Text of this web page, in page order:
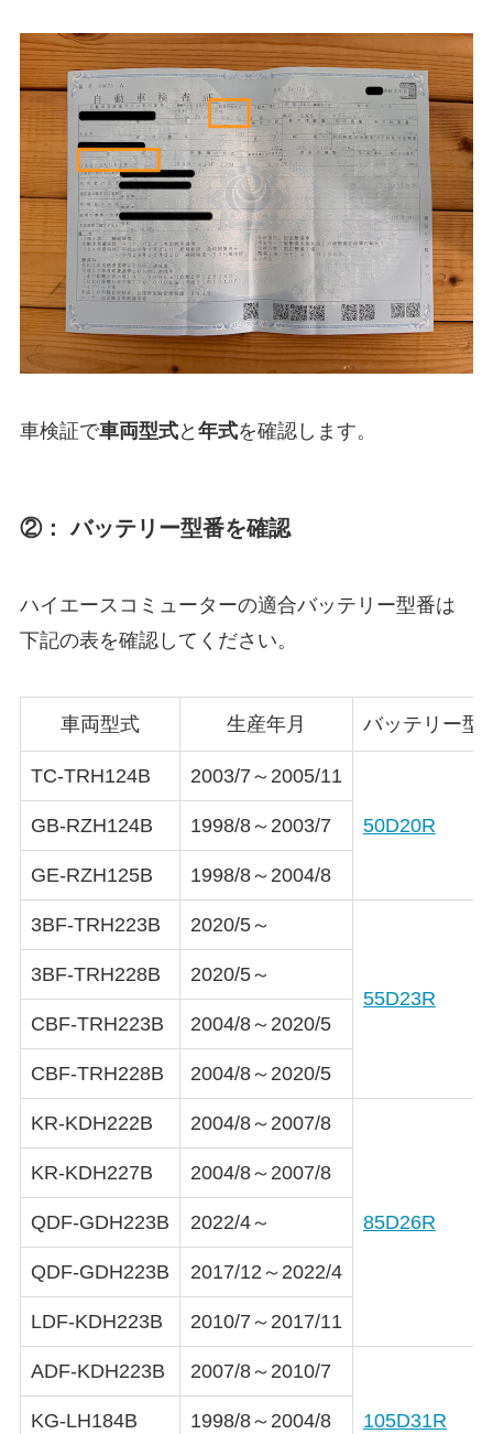
車検証で車両型式と 年式を確認します。
②： バッテリー型番を確認
ハイエースコミューターの適合バッテリー型番は
下記の表を確認してください。
車両型式 生産年月 バッテリー型
TC-TRH124B 2003/7～2005/11
50D20R
GB-RZH124B 1998/8～2003/7
GE-RZH125B 1998/8～2004/8
3BF-TRH223B 2020/5～
55D23R
3BF-TRH228B 2020/5～
CBF-TRH223B 2004/8～2020/5
CBF-TRH228B 2004/8～2020/5
KR-KDH222B 2004/8～2007/8
85D26R
KR-KDH227B 2004/8～2007/8
QDF-GDH223B 2022/4～
QDF-GDH223B 2017/12～2022/4
LDF-KDH223B 2010/7～2017/11
ADF-KDH223B 2007/8～2010/7
105D31R
KG-LH184B 1998/8～2004/8